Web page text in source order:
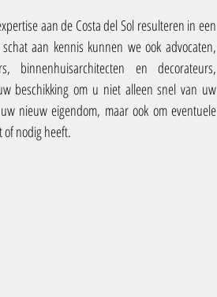
aan de Costa del Sol resulteren in een
aan kennis kunnen we ook advocaten,
binnenhuisarchitecten en decorateurs,
beschikking om u niet alleen snel van uw
nieuw eigendom, maar ook om eventuele
of nodig heeft.